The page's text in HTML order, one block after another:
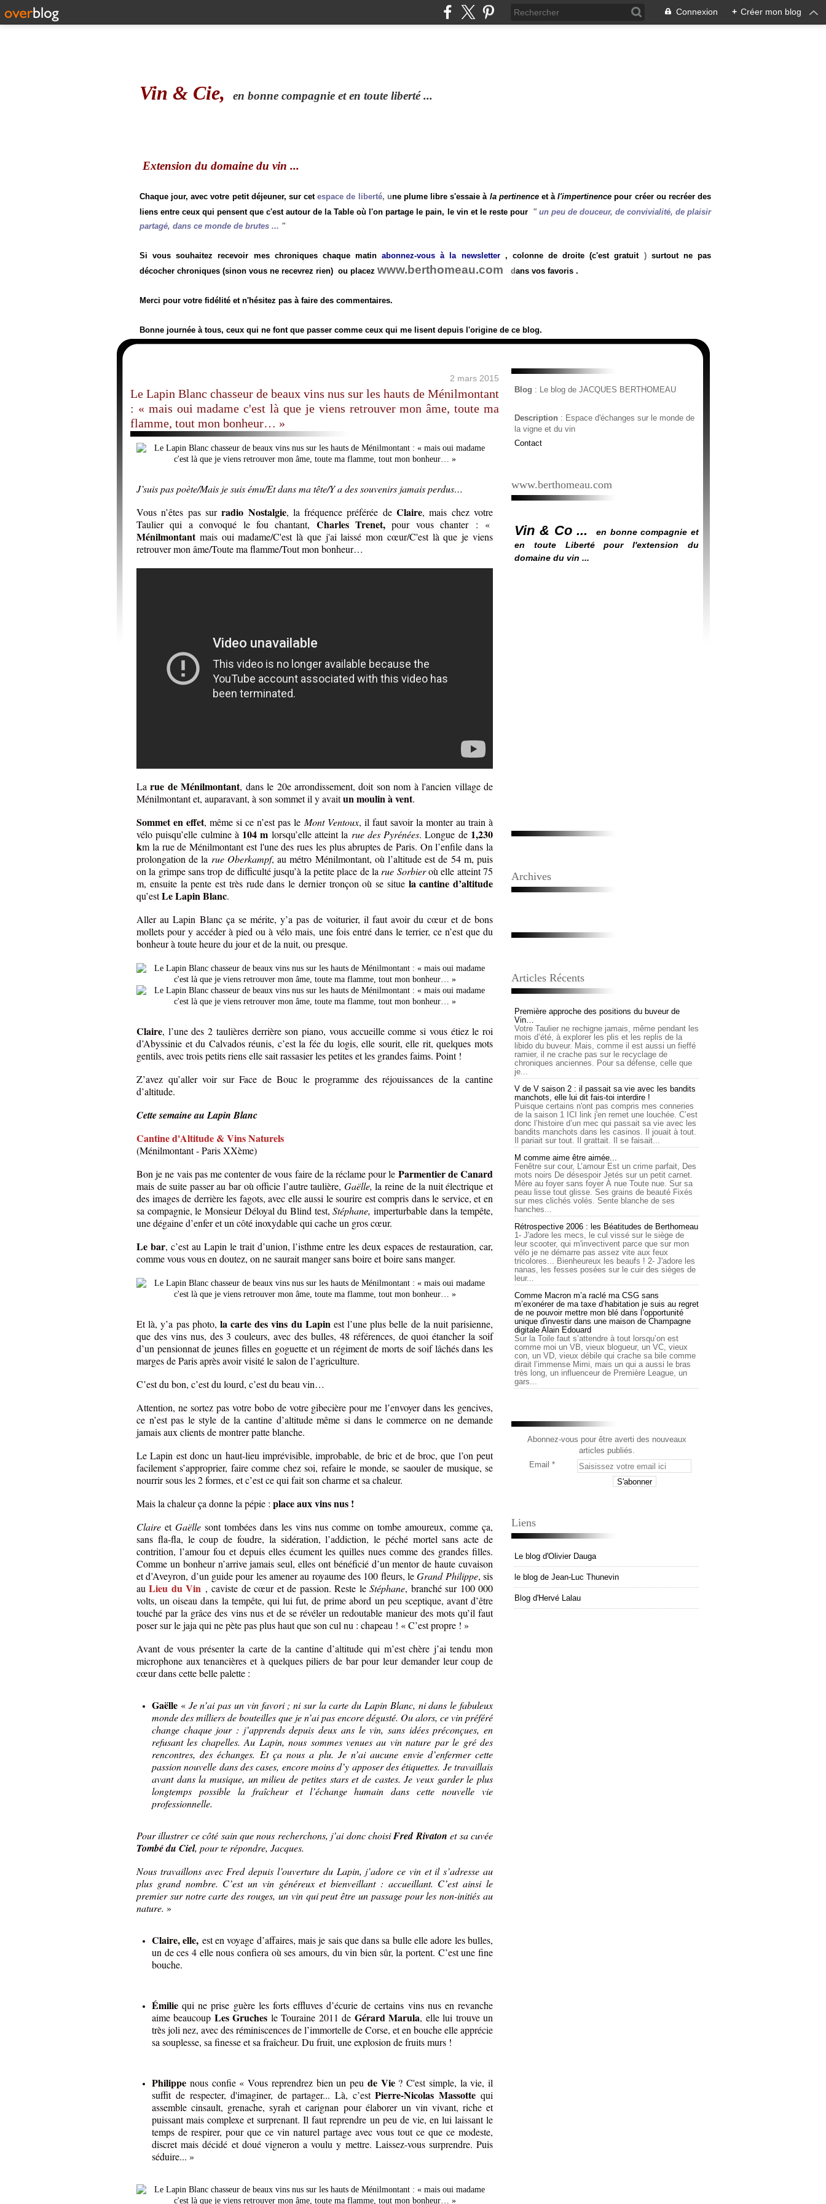
Connexion + Créer mon blog
Vin & Cie, en bonne compagnie et en toute liberté ...
Extension du domaine du vin ...
Chaque jour, avec votre petit déjeuner, sur cetespace de liberté, une plume libre s'essaie à la pertinenceet àl'impertinence pour créer ou recréer des
liens entre ceux qui pensent que c'est autour de la Table où l'on partage le pain, le vin et le reste pour "un peu de douceur, de convivialité, de plaisir
partagé, dans ce monde de brutes ... "
Si vous souhaitez recevoir mes chroniques chaque matinabonnez-vous à la newsletter, colonne de droite (c'est gratuit) surtout ne pas
décocher chroniques (sinon vous ne recevrez rien) ou placez www.berthomeau.com dans vos favoris .
Merci pour votre fidélité et n'hésitez pas à faire des commentaires.
Bonne journée à tous, ceux qui ne font que passer comme ceux qui me lisent depuis l'origine de ce blog.
2 mars 2015
Le Lapin Blanc chasseur de beaux vins nus sur les hauts de Ménilmontant
: « mais oui madame c'est là que je viens retrouver mon âme, toute ma
flamme, tout mon bonheur… »
J’suis pas poète/Mais je suis ému/Et dans ma tête/Y a des souvenirs jamais perdus…
Vous n’êtes pas surradio Nostalgie, la fréquence préférée deClaire, mais chez votre
Taulier qui a convoqué le fou chantant, Charles Trenet, pour vous chanter : «
Ménilmontantmais oui madame/C'est là que j'ai laissé mon cœur/C'est là que je viens
retrouver mon âme/Toute ma flamme/Tout mon bonheur…
Larue de Ménilmontant, dans le 20e arrondissement, doit son nom à l'ancien village de
Ménilmontant et, auparavant, à son sommet il y avaitun moulin à vent.
Sommet en effet, même si ce n’est pas leMont Ventoux, il faut savoir la monter au train à
vélo puisqu’elle culmine à 104 m lorsqu’elle atteint la rue des Pyrénées. Longue de 1,230
km la rue de Ménilmontant est l'une des rues les plus abruptes de Paris. On l’enfile dans la
prolongation de la rue Oberkampf, au métro Ménilmontant, où l’altitude est de 54 m, puis
on la grimpe sans trop de difficulté jusqu’à la petite place de larue Sorbieroù elle atteint 75
m, ensuite la pente est très rude dans le dernier tronçon où se situe la cantine d’altitude
qu’estLe Lapin Blanc.
Aller au Lapin Blanc ça se mérite, y’a pas de voiturier, il faut avoir du cœur et de bons
mollets pour y accéder à pied ou à vélo mais, une fois entré dans le terrier, ce n’est que du
bonheur à toute heure du jour et de la nuit, ou presque.
Claire, l’une des 2 taulières derrière son piano, vous accueille comme si vous étiez le roi
d’Abyssinie et du Calvados réunis, c’est la fée du logis, elle sourit, elle rit, quelques mots
gentils, avec trois petits riens elle sait rassasier les petites et les grandes faims. Point !
Z’avez qu’aller voir sur Face de Bouc le programme des réjouissances de la cantine
d’altitude.
Cette semaine au Lapin Blanc
Cantine d'Altitude & Vins Naturels
(Ménilmontant - Paris XXème)
Bon je ne vais pas me contenter de vous faire de la réclame pour le Parmentier de Canard
mais de suite passer au bar où officie l’autre taulière, Gaëlle, la reine de la nuit électrique et
des images de derrière les fagots, avec elle aussi le sourire est compris dans le service, et en
sa compagnie, le Monsieur Déloyal du Blind test,Stéphane, imperturbable dans la tempête,
une dégaine d’enfer et un côté inoxydable qui cache un gros cœur.
Le bar, c’est au Lapin le trait d’union, l’isthme entre les deux espaces de restauration, car,
comme vous vous en doutez, on ne saurait manger sans boire et boire sans manger.
Et là, y’a pas photo, la carte des vins du Lapinest l’une plus belle de la nuit parisienne,
que des vins nus, des 3 couleurs, avec des bulles, 48 références, de quoi étancher la soif
d’un pensionnat de jeunes filles en goguette et un régiment de morts de soif lâchés dans les
marges de Paris après avoir visité le salon de l’agriculture.
C’est du bon, c’est du lourd, c’est du beau vin…
Attention, ne sortez pas votre bobo de votre gibecière pour me l’envoyer dans les gencives,
ce n’est pas le style de la cantine d’altitude même si dans le commerce on ne demande
jamais aux clients de montrer patte blanche.
Le Lapin est donc un haut-lieu imprévisible, improbable, de bric et de broc, que l’on peut
facilement s’approprier, faire comme chez soi, refaire le monde, se saouler de musique, se
nourrir sous les 2 formes, et c’est ce qui fait son charme et sa chaleur.
Mais la chaleur ça donne la pépie : place aux vins nus !
Claire et Gaëllesont tombées dans les vins nus comme on tombe amoureux, comme ça,
sans fla-fla, le coup de foudre, la sidération, l’addiction, le péché mortel sans acte de
contrition, l’amour fou et depuis elles écument les quilles nues comme des grandes filles.
Comme un bonheur n’arrive jamais seul, elles ont bénéficié d’un mentor de haute cuvaison
et d’Aveyron, d’un guide pour les amener au royaume des 100 fleurs, leGrand Philippe, sis
auLieu du Vin , caviste de cœur et de passion. Reste leStéphane, branché sur 100 000
volts, un oiseau dans la tempête, qui lui fut, de prime abord un peu sceptique, avant d’être
touché par la grâce des vins nus et de se révéler un redoutable manieur des mots qu’il faut
poser sur le jaja qui ne pète pas plus haut que son cul nu : chapeau ! « C’est propre ! »
Avant de vous présenter la carte de la cantine d’altitude qui m’est chère j’ai tendu mon
microphone aux tenancières et à quelques piliers de bar pour leur demander leur coup de
cœur dans cette belle palette :
Gaëlle « Je n’ai pas un vin favori ; ni sur la carte du Lapin Blanc, ni dans le fabuleux
monde des milliers de bouteilles que je n’ai pas encore dégusté. Ou alors, ce vin préféré
change chaque jour : j’apprends depuis deux ans le vin, sans idées préconçues, en
refusant les chapelles. Au Lapin, nous sommes venues au vin nature par le gré des
rencontres, des échanges. Et ça nous a plu. Je n’ai aucune envie d’enfermer cette
passion nouvelle dans des cases, encore moins d’y apposer des étiquettes. Je travaillais
avant dans la musique, un milieu de petites stars et de castes. Je veux garder le plus
longtemps possible la fraîcheur et l’échange humain dans cette nouvelle vie
professionnelle.
Pour illustrer ce côté sain que nous recherchons, j’ai donc choisiFred Rivaton et sa cuvée
Tombé du Ciel, pour te répondre, Jacques.
Nous travaillons avec Fred depuis l’ouverture du Lapin, j’adore ce vin et il s’adresse au
plus grand nombre. C’est un vin généreux et bienveillant : accueillant. C’est ainsi le
premier sur notre carte des rouges, un vin qui peut être un passage pour les non-initiés au
nature. »
Claire, elle, est en voyage d’affaires, mais je sais que dans sa bulle elle adore les bulles,
un de ces 4 elle nous confiera où ses amours, du vin bien sûr, la portent. C’est une fine
bouche.
Émiliequi ne prise guère les forts effluves d’écurie de certains vins nus en revanche
aime beaucoup Les Gruches le Touraine 2011 de Gérard Marula, elle lui trouve un
très joli nez, avec des réminiscences de l’immortelle de Corse, et en bouche elle apprécie
sa souplesse, sa finesse et sa fraîcheur. Du fruit, une explosion de fruits murs !
Philippe nous confie « Vous reprendrez bien un peu de Vie? C'est simple, la vie, il
suffit de respecter, d'imaginer, de partager... Là, c’estPierre-Nicolas Massotte qui
assemble cinsault, grenache, syrah et carignan pour élaborer un vin vivant, riche et
puissant mais complexe et surprenant. Il faut reprendre un peu de vie, en lui laissant le
temps de respirer, pour que ce vin naturel partage avec vous tout ce que ce modeste,
discret mais décidé et doué vigneron a voulu y mettre. Laissez-vous surprendre. Puis
séduire... »
Blog : Le blog de JACQUES BERTHOMEAU
Description : Espace d'échanges sur le monde de
la vigne et du vin
Contact
www.berthomeau.com
Vin & Co ...
en bonne compagnie et
en toute Liberté pour l'extension du
domaine du vin ...
Archives
Articles Récents
Première approche des positions du buveur de
Vin…
Votre Taulier ne rechigne jamais, même pendant les
mois d’été, à explorer les plis et les replis de la
libido du buveur. Mais, comme il est aussi un fieffé
ramier, il ne crache pas sur le recyclage de
chroniques anciennes. Pour sa défense, celle que
je...
V de V saison 2 : il passait sa vie avec les bandits
manchots, elle lui dit fais-toi interdire !
Puisque certains n'ont pas compris mes conneries
de la saison 1 ICI link j'en remet une louchée. C’est
donc l’histoire d’un mec qui passait sa vie avec les
bandits manchots dans les casinos. Il jouait à tout.
Il pariait sur tout. Il grattait. Il se faisait...
M comme aime être aimée...
Fenêtre sur cour, L’amour Est un crime parfait, Des
mots noirs De désespoir Jetés sur un petit carnet.
Mère au foyer sans foyer À nue Toute nue. Sur sa
peau lisse tout glisse. Ses grains de beauté Fixés
sur mes clichés volés. Sente blanche de ses
hanches...
Rétrospective 2006 : les Béatitudes de Berthomeau
1- J'adore les mecs, le cul vissé sur le siège de
leur scooter, qui m'invectivent parce que sur mon
vélo je ne démarre pas assez vite aux feux
tricolores... Bienheureux les beaufs ! 2- J'adore les
nanas, les fesses posées sur le cuir des sièges de
leur...
Comme Macron m’a raclé ma CSG sans
m’exonérer de ma taxe d’habitation je suis au regret
de ne pouvoir mettre mon blé dans l’opportunité
unique d'investir dans une maison de Champagne
digitale Alain Edouard
Sur la Toile faut s’attendre à tout lorsqu’on est
comme moi un VB, vieux blogueur, un VC, vieux
con, un VD, vieux débile qui crache sa bile comme
dirait l’immense Mimi, mais un qui a aussi le bras
très long, un influenceur de Première League, un
gars...
Abonnez-vous pour être averti des nouveaux
articles publiés.
Email
Liens
Le blog d'Olivier Dauga
le blog de Jean-Luc Thunevin
Blog d'Hervé Lalau